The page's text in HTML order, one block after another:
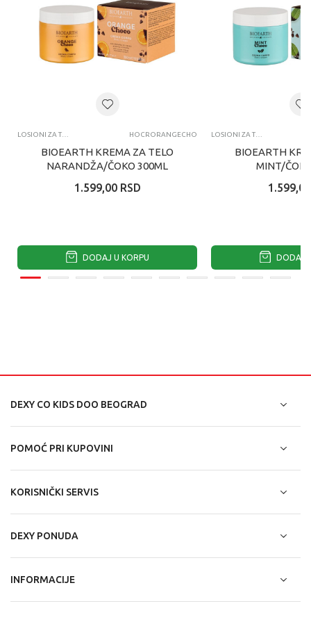
HOCRORANGECHO
BIOEARTH KREMA ZA TELO
NARANDŽA/ČOKO 300ML
1.599,00 RSD
DODAJ U KORPU
BIOEARTH
MINT/
1.599,00
DODAJ
DEXY CO KIDS DOO BEOGRAD
POMOĆ PRI KUPOVINI
KORISNIČKI SERVIS
DEXY PONUDA
INFORMACIJE